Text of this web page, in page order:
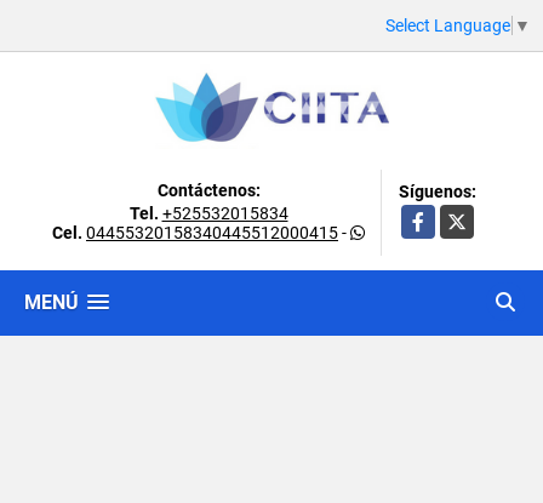
Select Language ▼
Contáctenos:
Tel. +525532015834
Cel. 04455320158340445512000415-
Síguenos:
Facebook
X
MENÚ